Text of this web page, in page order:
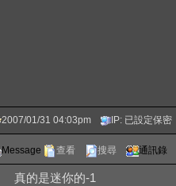
2007/01/31 04:03pm IP: 已設定保密
Message 查看 搜尋 通訊錄
真的是迷你的-1